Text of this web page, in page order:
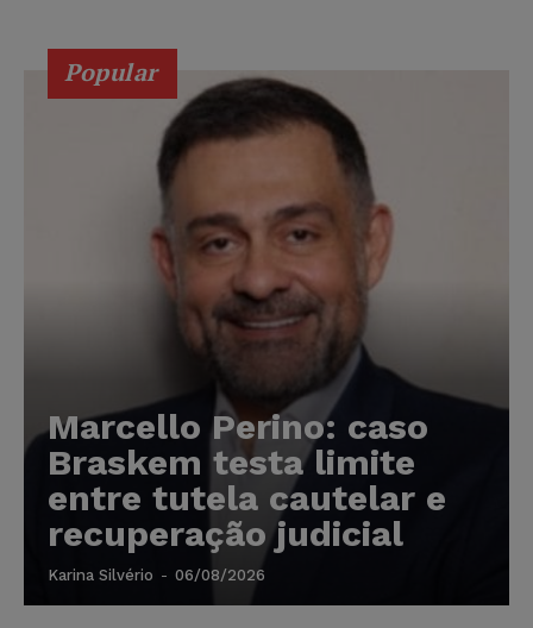
Popular
Marcello Perino: caso
Braskem testa limite
entre tutela cautelar e
recuperação judicial
Karina Silvério - 06/08/2026